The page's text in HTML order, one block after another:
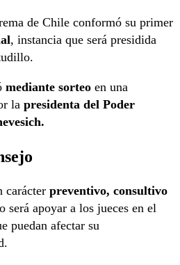
de Chile conformó su primer
, instancia que será presidida
.
mediante sorteo en una
la presidenta del Poder
.
carácter preventivo, consultivo
será apoyar a los jueces en el
puedan afectar su